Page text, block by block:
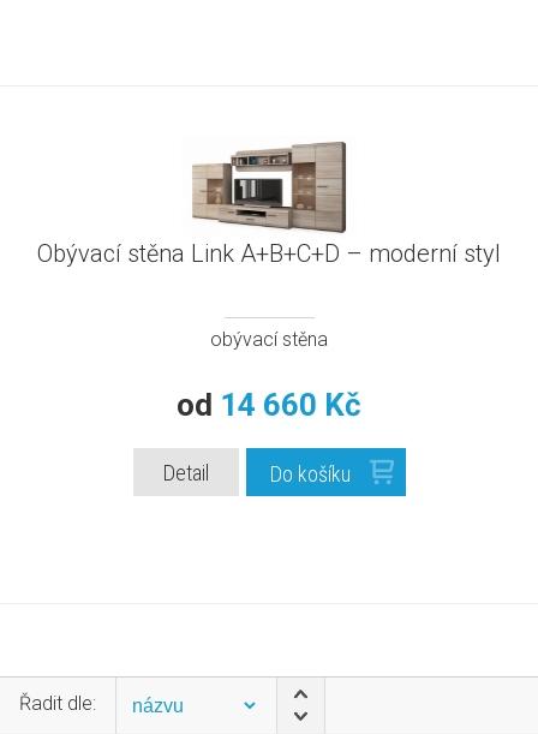
Obývací stěna Link A+B+C+D – moderní styl
obývací stěna
od 14 660 Kč
Detail Do košíku
Řadit dle: